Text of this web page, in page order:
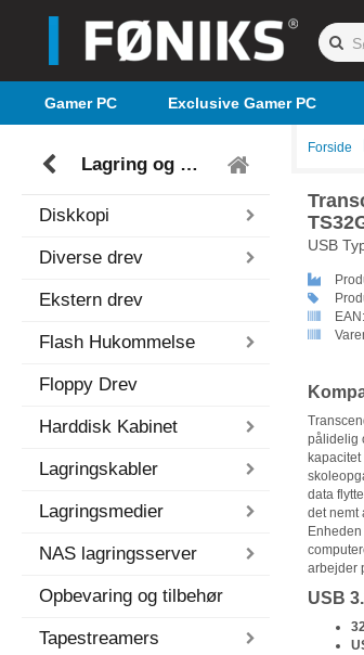
Gamer PC Exclusive Gamer PC
Lagring og backup
Diskkopi
Diverse drev
Ekstern drev
Flash Hukommelse
Floppy Drev
Harddisk Kabinet
Lagringskabler
Lagringsmedier
NAS lagringsserver
Opbevaring og tilbehør
Tapestreamers
Forside
USB
EAN:
pålidelig
data
det nemt
arbejder
USB